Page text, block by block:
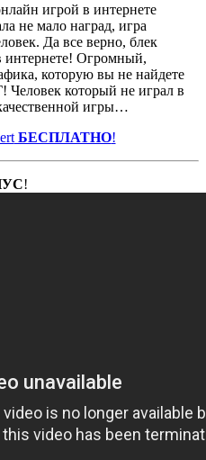
игрой в интернете
не мало наград, игра
Да все верно, блек
интернете! Огромный,
которую вы не найдете
который не играл в
игры…
БЕСПЛАТНО!
!